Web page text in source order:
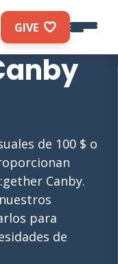
GIVE
de 100 $ o
Canby.
para
de